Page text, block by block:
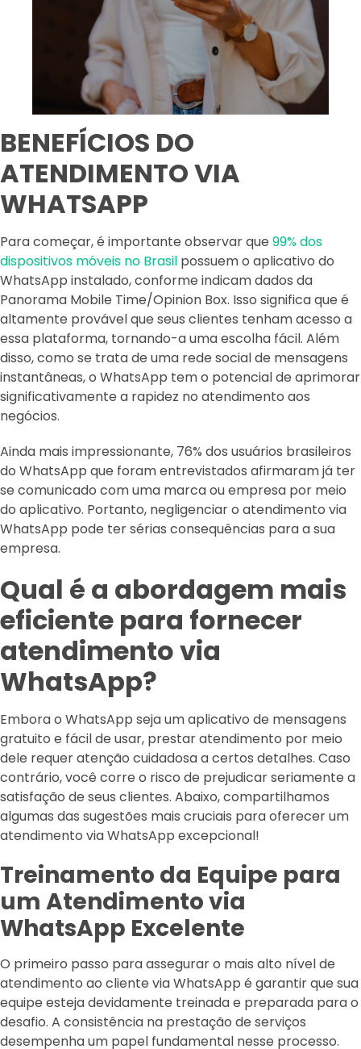
BENEFÍCIOS DO
ATENDIMENTO VIA
WHATSAPP
Para começar, é importante observar que 99% dos
dispositivos móveis no Brasil possuem o aplicativo do
WhatsApp instalado, conforme indicam dados da
Panorama Mobile Time/Opinion Box. Isso significa que é
altamente provável que seus clientes tenham acesso a
essa plataforma, tornando-a uma escolha fácil. Além
disso, como se trata de uma rede social de mensagens
instantâneas, o WhatsApp tem o potencial de aprimorar
significativamente a rapidez no atendimento aos
negócios.
Ainda mais impressionante, 76% dos usuários brasileiros
do WhatsApp que foram entrevistados afirmaram já ter
se comunicado com uma marca ou empresa por meio
do aplicativo. Portanto, negligenciar o atendimento via
WhatsApp pode ter sérias consequências para a sua
empresa.
Qual é a abordagem mais
eficiente para fornecer
atendimento via
WhatsApp?
Embora o WhatsApp seja um aplicativo de mensagens
gratuito e fácil de usar, prestar atendimento por meio
dele requer atenção cuidadosa a certos detalhes. Caso
contrário, você corre o risco de prejudicar seriamente a
satisfação de seus clientes. Abaixo, compartilhamos
algumas das sugestões mais cruciais para oferecer um
atendimento via WhatsApp excepcional!
Treinamento da Equipe para
um Atendimento via
WhatsApp Excelente
O primeiro passo para assegurar o mais alto nível de
atendimento ao cliente via WhatsApp é garantir que sua
equipe esteja devidamente treinada e preparada para o
desafio. A consistência na prestação de serviços
desempenha um papel fundamental nesse processo.